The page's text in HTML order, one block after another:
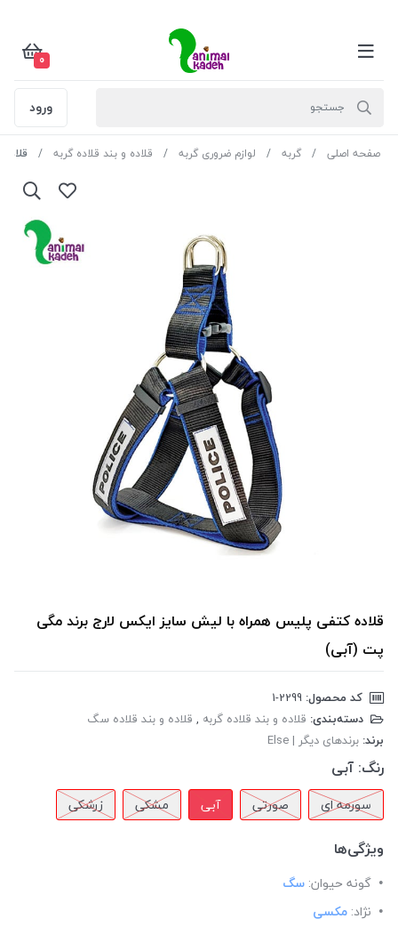
0
ورود
صفحه اصلی گربه لوازم ضروری گربه قلاده و بند قلاده گربه
قلاده کتفی پلیس همراه با لیش سایز ایکس لارج برند مگی
پت (آبی)
کد محصول:
دسته‌بندی: قلاده و بند قلاده گربه , قلاده و بند قلاده سگ
برند: برندهای دیگر | Else
رنگ: آبی
سورمه ای صورتی آبی مشکی زرشکی
ویژگی‌ها
گونه حیوان: سگ
نژاد: مکسی